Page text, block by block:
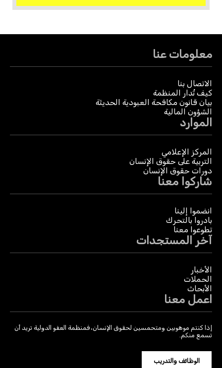
معلومات عنا
الاتصال بنا
كيف تُدار المنظمة
بيان قانون مكافحة العبودية الحديثة
الشؤون المالية
الموارد
المركز الإعلامي
التربية على حقوق الإنسان
دورات حقوق الإنسان
شاركوا معنا
انضموا إلينا
بادروا بالتحرك
تطوعوا معنا
آخر المستجدات
الأخبار
الحملات
الأبحاث
اعمل معنا
إذا كنتم موهوبين ومتحمسين لحقوق الإنسان، فمنظمة العفو الدولية تريد أن
تسمع منكم.
الوظائف والتدريب